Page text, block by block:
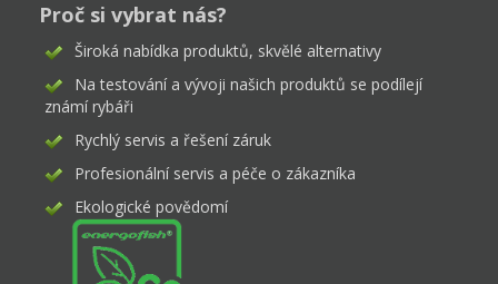
Proč si vybrat nás?
Široká nabídka produktů, skvělé alternativy
Na testování a vývoji našich produktů se podílejí
známí rybáři
Rychlý servis a řešení záruk
Profesionální servis a péče o zákazníka
Ekologické povědomí